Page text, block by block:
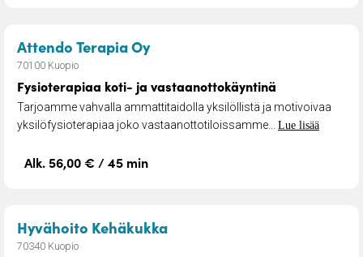
Attendo Terapia Oy– Fysioterapiaa koti- ja
70100 Kuopio
Fysioterapiaa koti- ja vastaanottokäyntinä
Tarjoamme vahvalla ammattitaidolla yksilöllistä ja motivoivaa
yksilöfysioterapiaa joko vastaanottotiloissamme... Lue lisää
Alk. 56,00 € / 45 min
Hyvähoito Kehäkukka– Voice Massage- terapia
70340 Kuopio